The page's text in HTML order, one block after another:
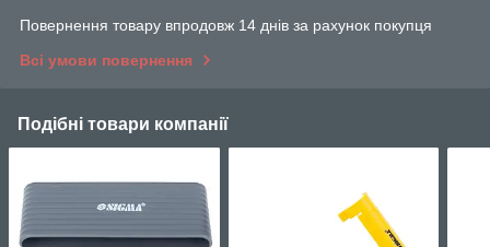
Повернення товару впродовж 14 днів за рахунок покупця
Всі умови повернення
Подібні товари компанії